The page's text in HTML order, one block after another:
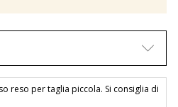
reso per taglia piccola. Si consiglia di